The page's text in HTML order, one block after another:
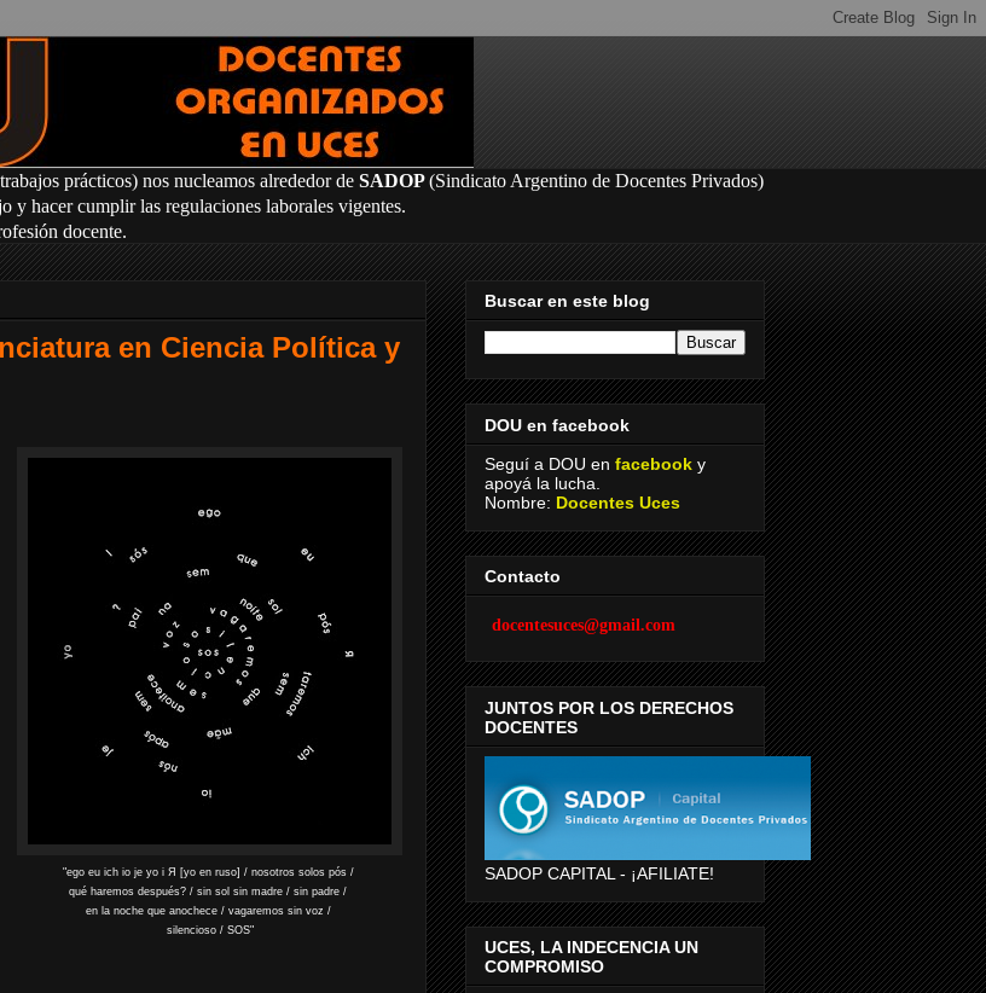
prácticos) nos nucleamos alrededor de SADOP(Sindicato Argentino de Docentes Privados)
y hacer cumplir las regulaciones laborales vigentes.
docente.
en Ciencia Política y
"ego eu ich io je yo i Я [yo en ruso] / nosotros solos pós /
qué haremos después? / sin sol sin madre / sin padre /
en la noche que anochece / vagaremos sin voz /
silencioso / SOS"
Buscar en este blog
DOU en facebook
Seguí a DOU en facebook y
apoyá la lucha.
Nombre: Docentes Uces
Contacto
docentesuces@gmail.com
JUNTOS POR LOS DERECHOS
DOCENTES
SADOP CAPITAL - ¡AFILIATE!
UCES, LA INDECENCIA UN
COMPROMISO